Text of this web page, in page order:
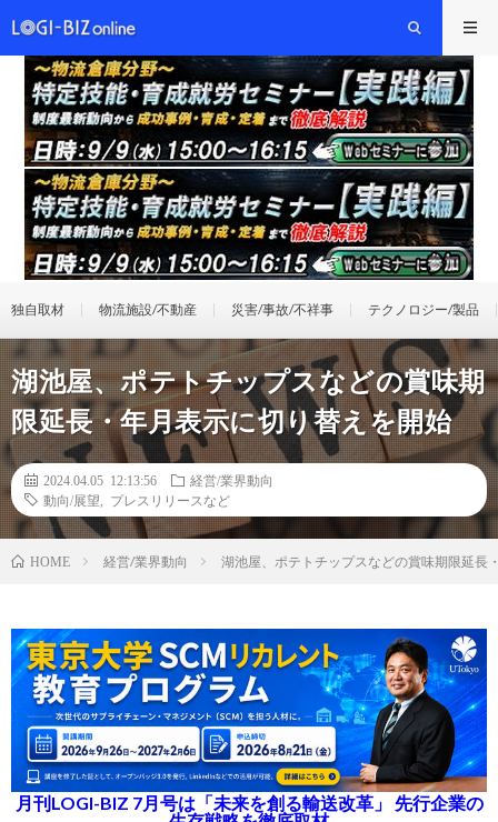
独自取材 物流施設/不動産 災害/事故/不祥事 テクノロジー/製品
湖池屋、ポテトチップスなどの賞味期
限延長・年月表示に切り替えを開始
2024.04.05 12:13:56
経営/業界動向
動向/展望
プレスリリースなど
HOME 経営/業界動向 湖池屋、ポテトチップスなどの賞味期限延長
月刊LOGI-BIZ 7月号は「未来を創る輸送改革」 先行企業の